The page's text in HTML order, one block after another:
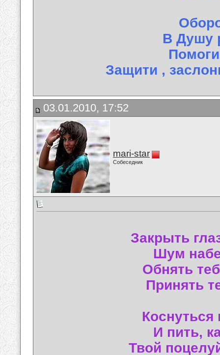
В Душу
Защити ,
03.01.2010, 17:52
mari-star
Собеседник
Закрыть
Шум
Обнять
Принять
Коснуться
И пить,
Твой